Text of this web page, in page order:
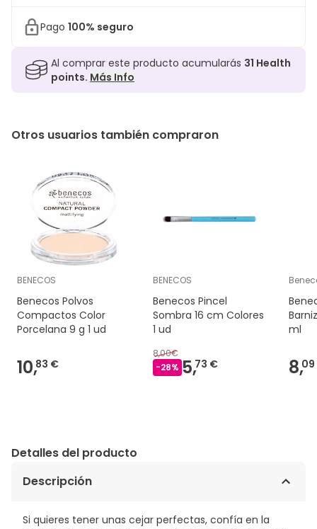
Pago 100% seguro
Al comprar este producto acumularás 31 Health
points. Más Info
Otros usuarios también compraron
BENECOS
Benecos Polvos
Compactos Color
Porcelana 9 g 1 ud
10,83 €
BENECOS
Benecos Pincel
Sombra 16 cm Colores
1 ud
8,00€
-28% 5,73 €
ml
8,
Detalles del producto
Descripción
Si quieres tener unas cejar perfectas, confía en la